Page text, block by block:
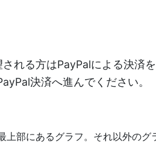
れる方はPayPalによる決済
決済へ進んでください。
上部にあるグラフ。それ以外のグ